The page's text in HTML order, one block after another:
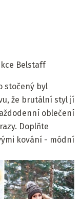
Belstaff
stočený byl
že brutální styl jí
oblečení
Doplňte
kování - módní